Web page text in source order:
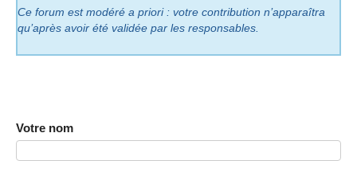
Ce forum est modéré a priori : votre contribution n’apparaîtra
qu’après avoir été validée par les responsables.
Votre nom